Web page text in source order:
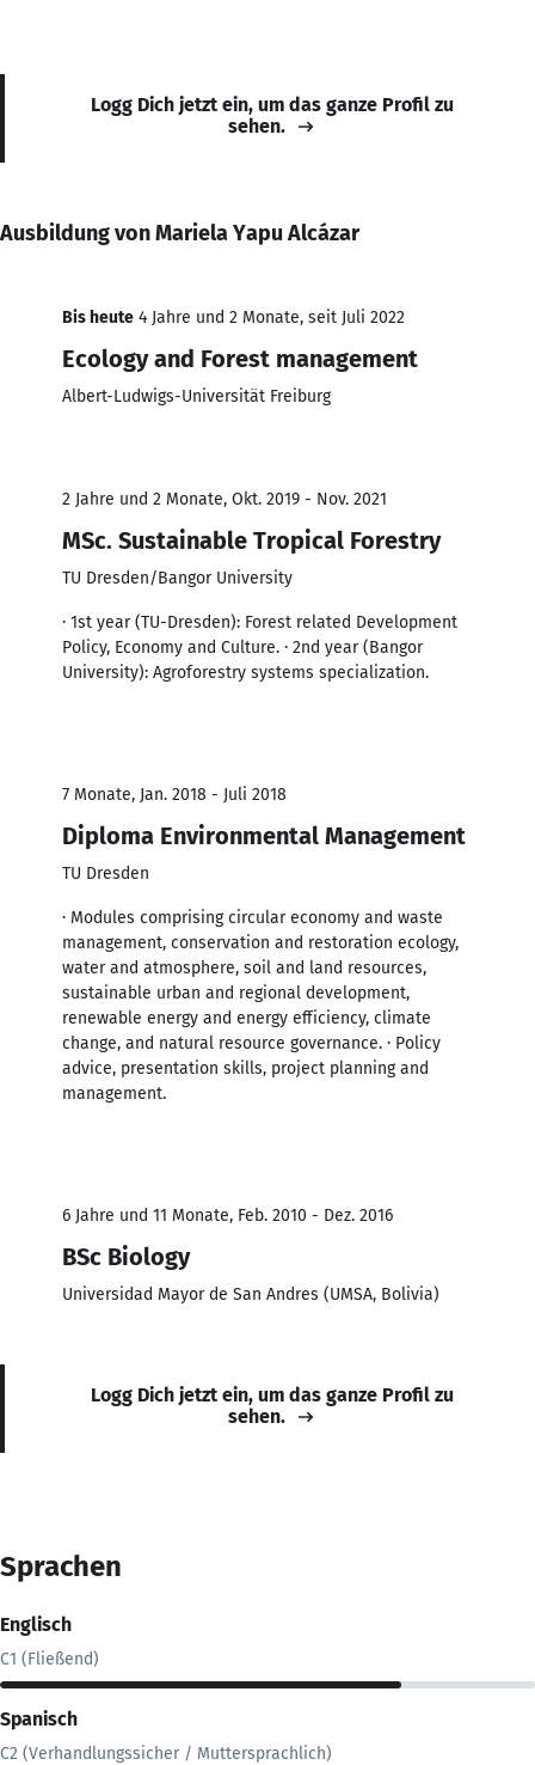
Logg Dich jetzt ein, um das ganze Profil zu
sehen.
Ausbildung von Mariela Yapu Alcázar
Bis heute 4 Jahre und 2 Monate, seit Juli 2022
Ecology and Forest management
Albert-Ludwigs-Universität Freiburg
2 Jahre und 2 Monate, Okt. 2019 - Nov. 2021
MSc. Sustainable Tropical Forestry
TU Dresden/Bangor University
· 1st year (TU-Dresden): Forest related Development
Policy, Economy and Culture. · 2nd year (Bangor
University): Agroforestry systems specialization.
7 Monate, Jan. 2018 - Juli 2018
Diploma Environmental Management
TU Dresden
· Modules comprising circular economy and waste
management, conservation and restoration ecology,
water and atmosphere, soil and land resources,
sustainable urban and regional development,
renewable energy and energy efficiency, climate
change, and natural resource governance. · Policy
advice, presentation skills, project planning and
management.
6 Jahre und 11 Monate, Feb. 2010 - Dez. 2016
BSc Biology
Universidad Mayor de San Andres (UMSA, Bolivia)
Logg Dich jetzt ein, um das ganze Profil zu
sehen.
Sprachen
Englisch
C1 (Fließend)
Spanisch
C2 (Verhandlungssicher / Muttersprachlich)